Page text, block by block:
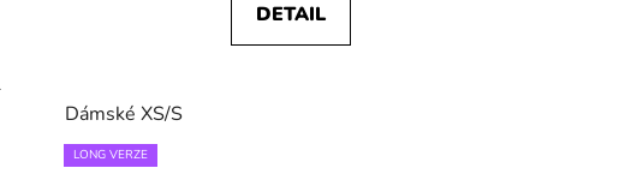
DETAIL
Dámské XS/S
LONG VERZE